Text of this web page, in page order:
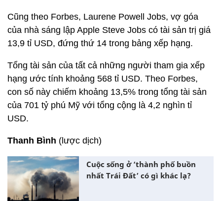
Cũng theo Forbes, Laurene Powell Jobs, vợ góa
của nhà sáng lập Apple Steve Jobs có tài sản trị giá
13,9 tỉ USD, đứng thứ 14 trong bảng xếp hạng.
Tổng tài sản của tất cả những người tham gia xếp
hạng ước tính khoảng 568 tỉ USD. Theo Forbes,
con số này chiếm khoảng 13,5% trong tổng tài sản
của 701 tỷ phú Mỹ với tổng cộng là 4,2 nghìn tỉ
USD.
Thanh Bình (lược dịch)
Cuộc sống ở ‘thành phố buồn
nhất Trái Đất’ có gì khác lạ?